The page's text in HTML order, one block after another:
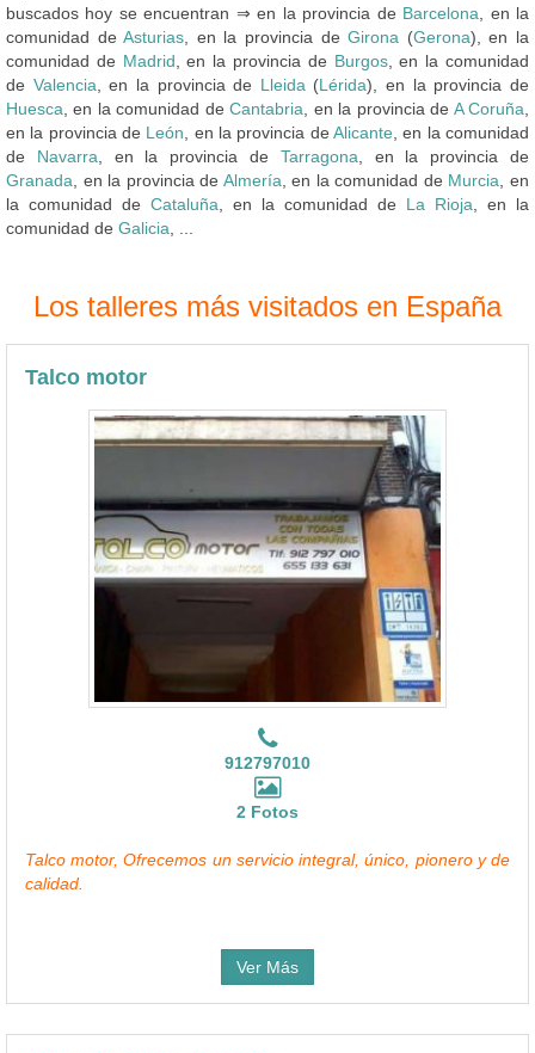
buscados hoy se encuentran ⇒ en la provincia de Barcelona , en la
comunidad deAsturias , en la provincia deGirona (Gerona), en la
comunidad de Madrid , en la provincia de Burgos, en la comunidad
de Valencia , en la provincia de Lleida (Lérida), en la provincia de
Huesca , en la comunidad deCantabria , en la provincia de A Coruña
en la provincia de León , en la provincia deAlicante , en la comunidad
de Navarra , en la provincia de Tarragona , en la provincia de
Granada , en la provincia de Almería , en la comunidad de Murcia , en
la comunidad de Cataluña , en la comunidad de La Rioja , en la
comunidad de Galicia
Los talleres más visitados en España
Talco motor
912797010
2 Fotos
Talco motor, Ofrecemos un servicio integral, único, pionero y de
calidad.
Ver Más